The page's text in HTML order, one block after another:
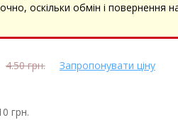
оскільки обмін і повернення
4.50 грн.
Запропонувати ціну
грн.